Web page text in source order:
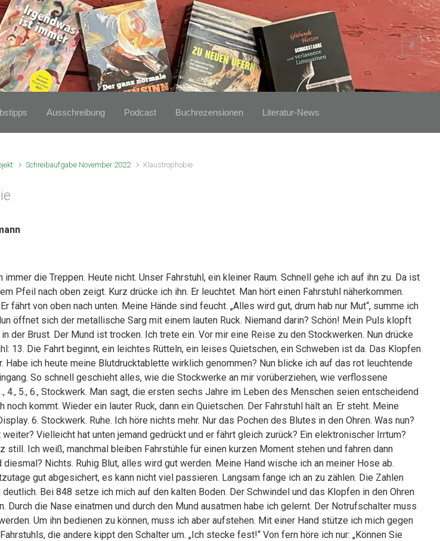
Ausschreibung Podcast Buchrezensionen Literatur-News
Schreibaufgabe November 2022 Klaustrophobie
immer die Treppen. Heute nicht. Unser Fahrstuhl, ein kleiner Raum. Schnell gehe ich auf ihn zu. Da ist
Pfeil nach oben zeigt. Kurz drücke ich ihn. Er leuchtet. Man hört einen Fahrstuhl näherkommen.
fährt von oben nach unten. Meine Hände sind feucht. „Alles wird gut, drum hab nur Mut“, summe ich
öffnet sich der metallische Sarg mit einem lauten Ruck. Niemand darin? Schön! Mein Puls klopft
der Brust. Der Mund ist trocken. Ich trete ein. Vor mir eine Reise zu den Stockwerken. Nun drücke
13. Die Fahrt beginnt, ein leichtes Rütteln, ein leises Quietschen, ein Schweben ist da. Das Klopfen
Habe ich heute meine Blutdrucktablette wirklich genommen? Nun blicke ich auf das rot leuchtende
So schnell geschieht alles, wie die Stockwerke an mir vorüberziehen, wie verflossene
4., 5., 6., Stockwerk. Man sagt, die ersten sechs Jahre im Leben des Menschen seien entscheidend
noch kommt. Wieder ein lauter Ruck, dann ein Quietschen. Der Fahrstuhl hält an. Er steht. Meine
6. Stockwerk. Ruhe. Ich höre nichts mehr. Nur das Pochen des Blutes in den Ohren. Was nun?
weiter? Vielleicht hat unten jemand gedrückt und er fährt gleich zurück? Ein elektronischer Irrtum?
still. Ich weiß, manchmal bleiben Fahrstühle für einen kurzen Moment stehen und fahren dann
Nichts. Ruhig Blut, alles wird gut werden. Meine Hand wische ich an meiner Hose ab.
gut abgesichert, es kann nicht viel passieren. Langsam fange ich an zu zählen. Die Zahlen
deutlich. Bei 848 setze ich mich auf den kalten Boden. Der Schwindel und das Klopfen in den Ohren
Durch die Nase einatmen und durch den Mund ausatmen habe ich gelernt. Der Notrufschalter muss
Um ihn bedienen zu können, muss ich aber aufstehen. Mit einer Hand stütze ich mich gegen
die andere kippt den Schalter um. „Ich stecke fest!“ Von fern höre ich nur: „Können Sie